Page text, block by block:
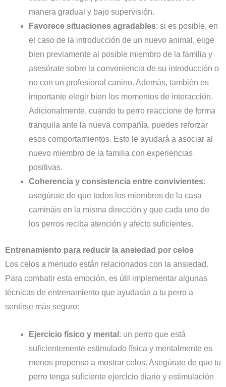
manera gradual y bajo supervisión.
Favorece situaciones agradables: si es posible, en
el caso de la introducción de un nuevo animal, elige
bien previamente al posible miembro de la familia y
asesórate sobre la conveniencia de su introducción o
no con un profesional canino. Además, también es
importante elegir bien los momentos de interacción.
Adicionalmente, cuando tu perro reaccione de forma
tranquila ante la nueva compañía, puedes reforzar
esos comportamientos. Esto le ayudará a asociar al
nuevo miembro de la familia con experiencias
positivas.
Coherencia y consistencia entre convivientes:
asegúrate de que todos los miembros de la casa
camináis en la misma dirección y que cada uno de
los perros reciba atención y afecto suficientes.
Entrenamiento para reducir la ansiedad por celos
Los celos a menudo están relacionados con la ansiedad.
Para combatir esta emoción, es útil implementar algunas
técnicas de entrenamiento que ayudarán a tu perro a
sentirse más seguro:
Ejercicio físico y mental : un perro que está
suficientemente estimulado física y mentalmente es
menos propenso a mostrar celos. Asegúrate de que tu
perro tenga suficiente ejercicio diario y estimulación